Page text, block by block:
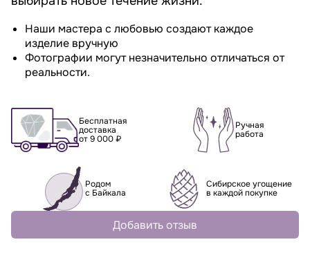
Наши мастера с любовью создают каждое
изделие вручную
Фотографии могут незначительно отличаться от
реальности.
Бесплатная
доставка
от 9 000 ₽
Ручная
работа
Родом
с Байкала
Сибирское угощение
в каждой покупке
Добавить отзыв